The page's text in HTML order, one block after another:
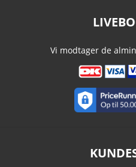
Vi modtager de